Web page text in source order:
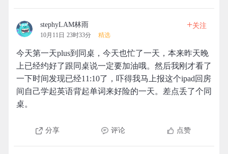
stephyLAM林雨
10月11日 23时33分 精选
+关注
今天第一天plus到同桌，今天也忙了一天，本来昨天晚
上已经约好了跟同桌说一定要加油哦。然后我刚才看了
一下时间发现已经11:10了，吓得我马上报这个ipad回房
间自己学起英语背起单词来好险的一天。差点丢了个同
桌。
分享 评论 点赞